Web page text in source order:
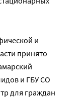
и
принято
и ГБУ СО
для граждан